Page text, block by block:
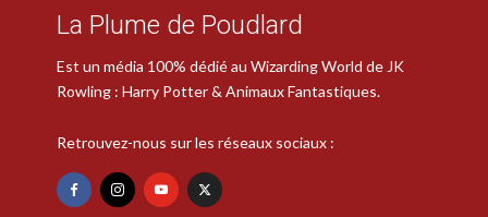
La Plume de Poudlard
Est un média 100% dédié au Wizarding World de JK
Rowling : Harry Potter & Animaux Fantastiques.
Retrouvez-nous sur les réseaux sociaux :